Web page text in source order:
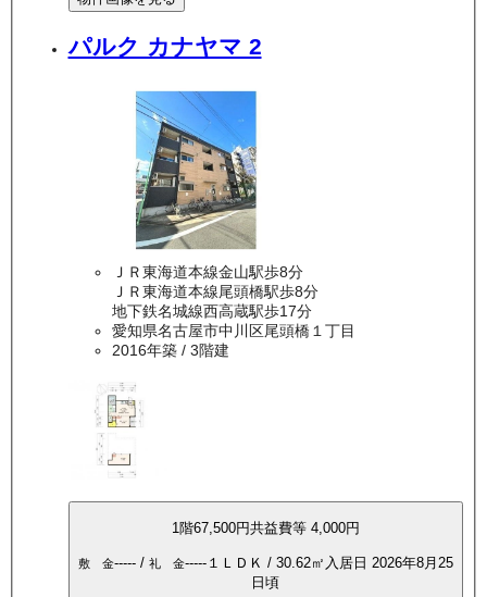
パルク カナヤマ 2
ＪＲ東海道本線金山駅歩8分
ＪＲ東海道本線尾頭橋駅歩8分
地下鉄名城線西高蔵駅歩17分
愛知県名古屋市中川区尾頭橋１丁目
2016年築/ 3階建
1階67,500円共益費等 4,000円
敷 金-----/ 礼 金-----１ＬＤＫ / 30.62㎡ 入居日 2026年8月25
日頃